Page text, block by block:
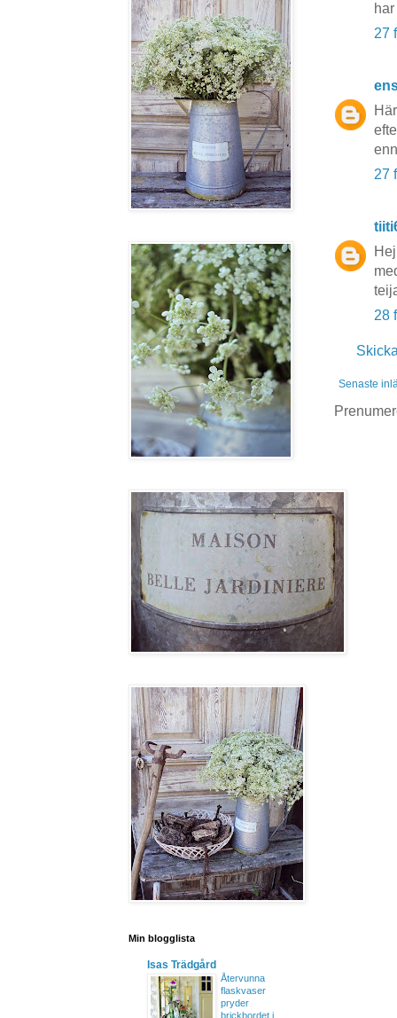
27
27
28
Senaste
Min blogglista
Isas Trädgård
Återvunna
flaskvaser
pryder
brickbordet i